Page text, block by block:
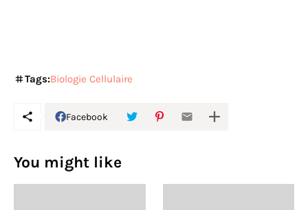
Tags:Biologie Cellulaire
Facebook
You might like